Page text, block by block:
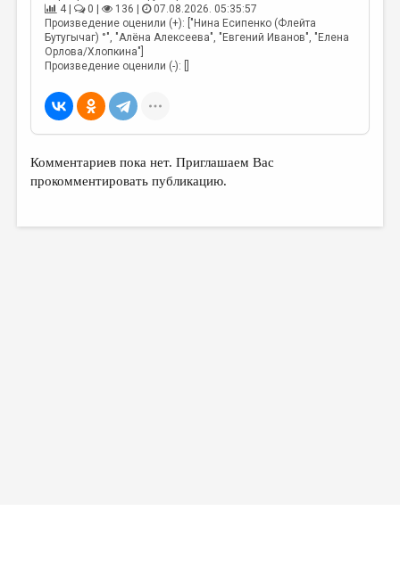
ОТ РЕДАКЦИИ
МАЛАЯ ПРОЗА
ЛИТЕРАТУРОВЕДЕНИЕ
ПУБЛИЦИСТИКА
4 |
0 | 136 |
07.08.2026. 05:35:57
Произведение оценили (+): ["Нина Есипенко (Флейта
Бутугычаг) °", "Алёна Алексеева", "Евгений Иванов", "Елена
Орлова/Хлопкина"]
Произведение оценили (-): []
Комментариев пока нет. Приглашаем Вас
прокомментировать публикацию.